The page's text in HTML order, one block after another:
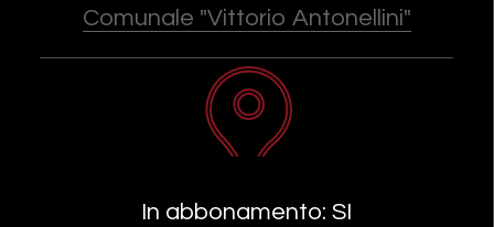
Comunale "Vittorio Antonellini"
In abbonamento: SI